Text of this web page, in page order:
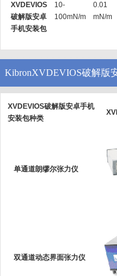
XVDEVIOS
破解版安卓
手机安装包
10-
100mN/m
0.01
mN/m
KibronXVDEVIOS破解版
XVDEVIOS破解版安卓手机
安装包种类
单通道朗缪尔张力仪
双通道动态界面张力仪